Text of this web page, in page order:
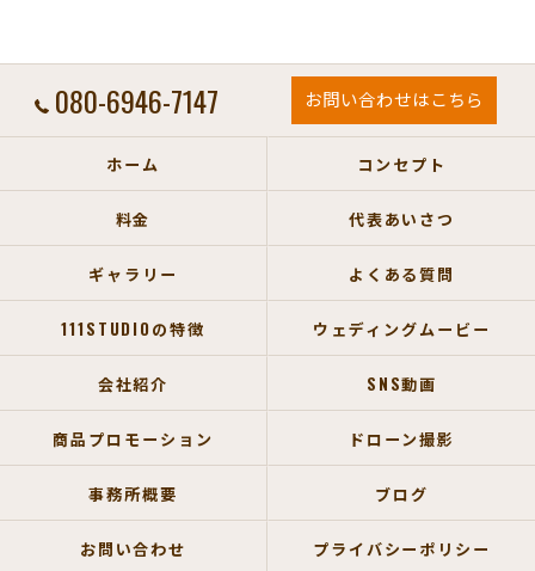
080-6946-7147 お問い合わせはこちら
ホーム コンセプト
料金 代表あいさつ
ギャラリー よくある質問
111STUDIOの特徴 ウェディングムービー
会社紹介 SNS動画
商品プロモーション ドローン撮影
事務所概要 ブログ
お問い合わせ プライバシーポリシー